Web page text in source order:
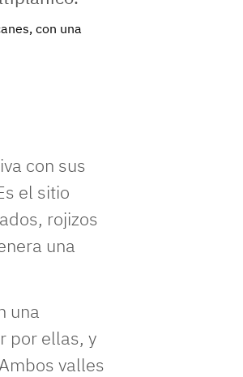
con una
con sus
el sitio
rojizos
una
una
por ellas, y
valles